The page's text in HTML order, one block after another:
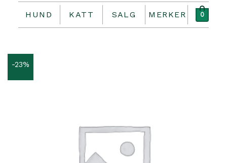
HUND KATT SALG MERKER 0
-23%